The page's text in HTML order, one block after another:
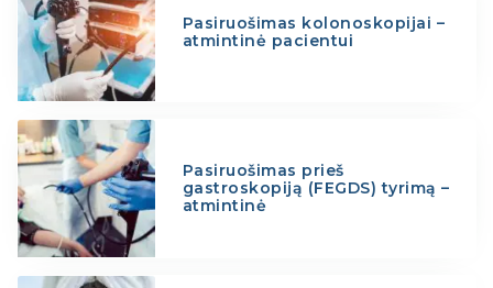
Pasiruošimas kolonoskopijai –
atmintinė pacientui
Pasiruošimas prieš
gastroskopiją (FEGDS) tyrimą –
atmintinė